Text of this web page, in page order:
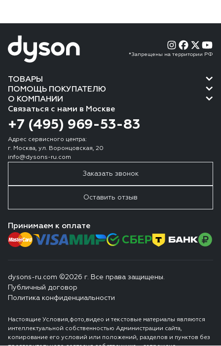
*Запрещены на территории РФ
ТОВАРЫ
ПОМОЩЬ ПОКУПАТЕЛЮ
О КОМПАНИИ
Связаться с нами в Москве
+7 (495) 969-53-83
Адрес сервисного центра:
г. Москва, ул. Воронцовская, 20
info@dysons-ru.com
Заказать звонок
Оставить отзыв
Принимаем к оплате
dysons-ru.com ©2026 г. Все права защищены.
Публичный договор
Политика конфиденциальности
Настоящие Условия,фото,видео и текстовые материалы являются
интеллектуальной собственностью Администрации сайта,
копирование его условий или положений, разделов и пунктов без